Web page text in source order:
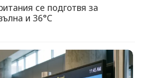
се подготвя за
и 36°C